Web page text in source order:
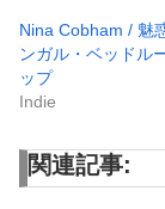
Nina Cobham / 魅
ンガル・ベッドル
ップ
Indie
関連記事: